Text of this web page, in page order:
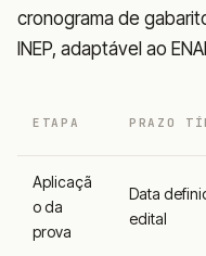
cronograma de
INEP, adaptável ao
ETAPA PRAZO
Aplicaçã
o da
prova
Data
edital